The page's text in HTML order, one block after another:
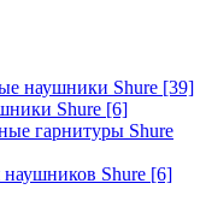
наушники Shure [39]
Shure [6]
гарнитуры Shure
наушников Shure [6]